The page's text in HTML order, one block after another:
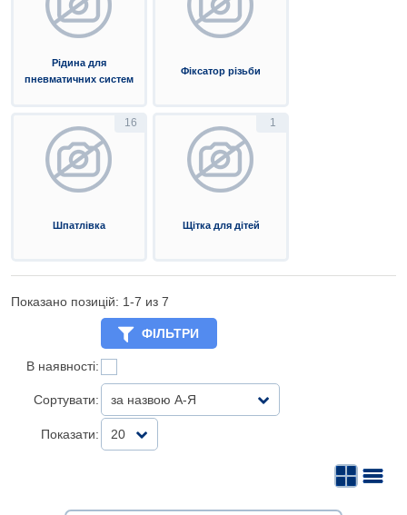
Рідина для
пневматичних систем
Фіксатор різьби
16
Шпатлівка
1
Щітка для дітей
Показано позицій: 1-7 из 7
ФІЛЬТРИ
В наявності:
Сортувати: за назвою А-Я
Показати: 20